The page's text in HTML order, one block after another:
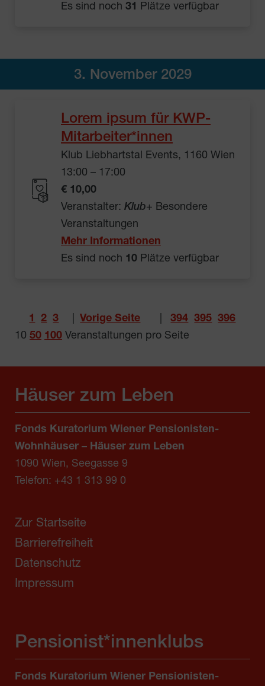
Es sind noch 31 Plätze verfügbar
3. November 2029
Lorem ipsum für KWP-
Mitarbeiter*innen
Klub Liebhartstal Events, 1160 Wien
13:00 – 17:00
€ 10,00
Veranstalter: Klub+ Besondere
Veranstaltungen
Mehr Informationen
Es sind noch 10 Plätze verfügbar
1 2 3 Vorige Seite 394 395 396
10 50 100 Veranstaltungen pro Seite
Häuser zum Leben
Fonds Kuratorium Wiener Pensionisten-
Wohnhäuser – Häuser zum Leben
1090 Wien, Seegasse 9
Telefon: +43 1 313 99 0
Zur Startseite
Barrierefreiheit
Datenschutz
Impressum
Pensionist*innenklubs
Fonds Kuratorium Wiener Pensionisten-